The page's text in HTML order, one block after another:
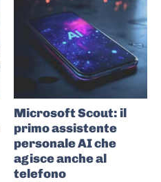
Microsoft Scout: il
primo assistente
personale AI che
agisce anche al
telefono